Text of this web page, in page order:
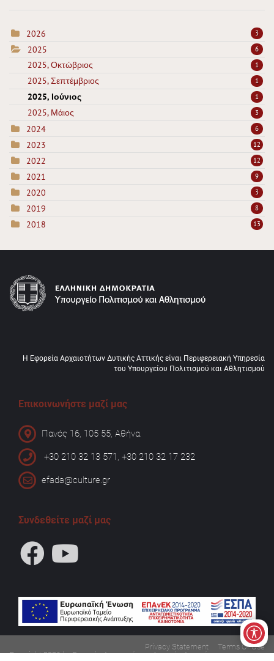
2026 3
2025 6
2025, Οκτώβριος 1
2025, Σεπτέμβριος 1
2025, Ιούνιος 1
2025, Μάιος 3
2024 6
2023 12
2022 12
2021 9
2020 3
2019 8
2018 13
Η Εφορεία Αρχαιοτήτων Δυτικής Αττικής είναι Περιφερειακή Υπηρεσία
του Υπουργείου Πολιτισμού και Αθλητισμού
Επικοινωνήστε μαζί μας
Πανός 16, 105 55, Αθήνα
+30 210 32 13 571, +30 210 32 17 232
efada@culture.gr
Συνδεθείτε μαζί μας
Terms Of Use
Privacy Statement
Copyright 2026 by Εφορεία Αρχαιοτήτων Δυτικής Αττικής